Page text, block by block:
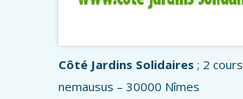
Côté Jardins Solidaires ; 2 cours
nemausus – 30000 Nîmes